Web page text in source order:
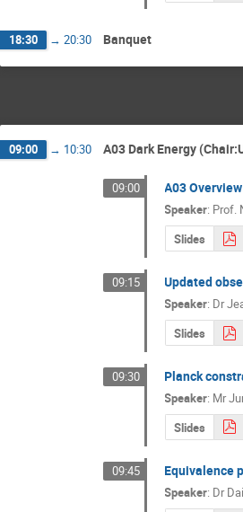
18:30 → 20:30 Banquet
09:00 → 10:30 A03 Dark Energy
09:00 A03 Overview
Speaker: Prof.
Slides
09:15 Updated
Speaker: Dr
Slides
09:30 Planck
Speaker: Mr
Slides
09:45 Equivalence
Speaker: Dr